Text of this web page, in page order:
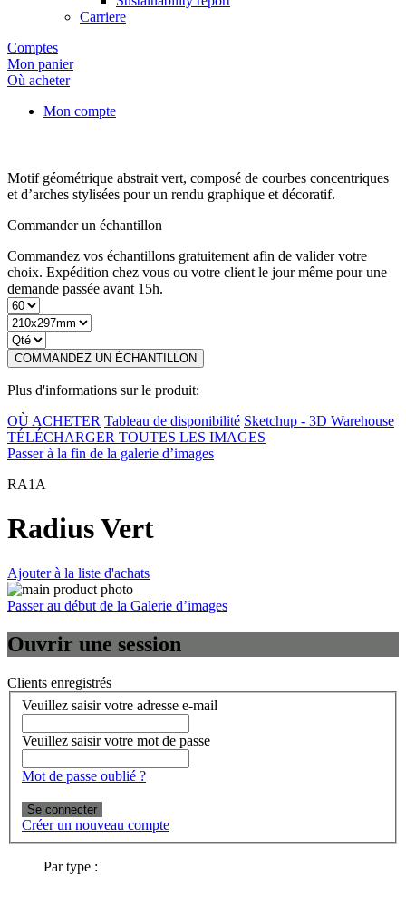
Carriere
Comptes
Mon panier
Où acheter
Mon compte
Motif géométrique abstrait vert, composé de courbes concentriques
et d’arches stylisées pour un rendu graphique et décoratif.
Commander un échantillon
Commandez vos échantillons gratuitement afin de valider votre
choix. Expédition chez vous ou votre client le jour même pour une
demande passée avant 15h.
COMMANDEZ UN ÉCHANTILLON
Plus d'informations sur le produit:
OÙ ACHETER Tableau de disponibilité Sketchup - 3D Warehouse
TÉLÉCHARGER TOUTES LES IMAGES
Passer à la fin de la galerie d’images
RA1A
Radius Vert
Ajouter à la liste d'achats
Passer au début de la Galerie d’images
Ouvrir une session
Clients enregistrés
Veuillez saisir votre adresse e-mail
Veuillez saisir votre mot de passe
Mot de passe oublié ?
Se connecter
Créer un nouveau compte
Par type :